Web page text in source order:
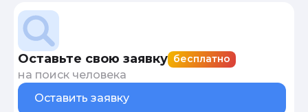
Оставьте свою заявку бесплатно
на поиск человека
Оставить заявку